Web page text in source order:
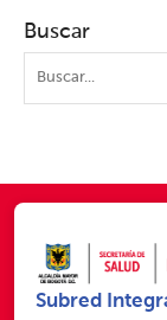
Buscar
Subred